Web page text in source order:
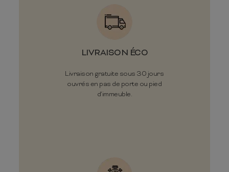
LIVRAISON ÉCO
Livraison gratuite sous 30 jours
ouvrés en pas de porte ou pied
d'immeuble.